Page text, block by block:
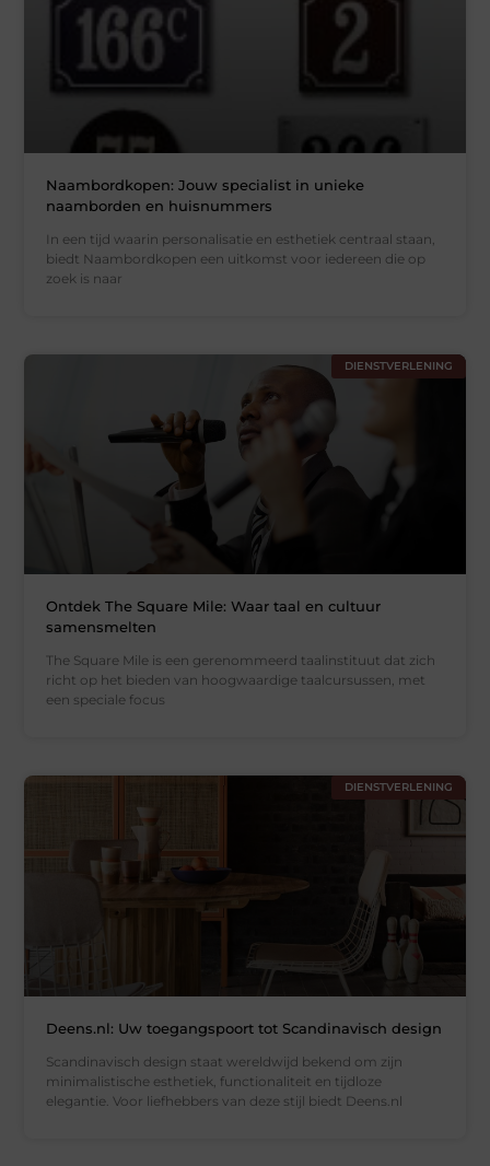
Naambordkopen: Jouw specialist in unieke
naamborden en huisnummers
In een tijd waarin personalisatie en esthetiek centraal staan,
biedt Naambordkopen een uitkomst voor iedereen die op
zoek is naar
DIENSTVERLENING
Ontdek The Square Mile: Waar taal en cultuur
samensmelten
The Square Mile is een gerenommeerd taalinstituut dat zich
richt op het bieden van hoogwaardige taalcursussen, met
een speciale focus
DIENSTVERLENING
Deens.nl: Uw toegangspoort tot Scandinavisch design
Scandinavisch design staat wereldwijd bekend om zijn
minimalistische esthetiek, functionaliteit en tijdloze
elegantie. Voor liefhebbers van deze stijl biedt Deens.nl